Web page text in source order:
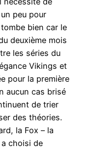
peu pour
tombe bien car le
deuxième mois
les séries du
Vikings et
pour la première
aucun cas brisé
de trier
des théories.
la Fox – la
choisi de